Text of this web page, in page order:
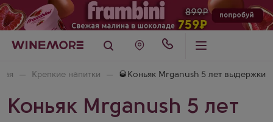
Крепкие напитки 🥃Коньяк Mrganush 5 лет выдержки
Коньяк Mrganush 5 лет